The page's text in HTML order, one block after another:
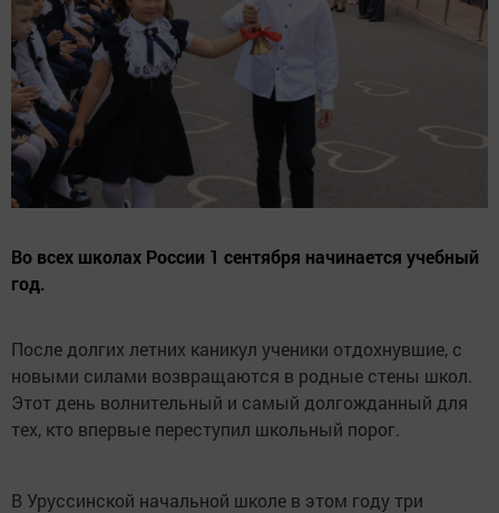
Во всех школах России 1 сентября начинается учебный
год.
После долгих летних каникул ученики отдохнувшие, с
новыми силами возвращаются в родные стены школ.
Этот день волнительный и самый долгожданный для
тех, кто впервые переступил школьный порог.
В Уруссинской начальной школе в этом году три